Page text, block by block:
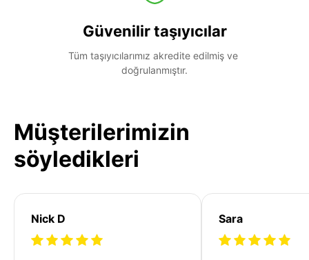
Güvenilir taşıyıcılar
Tüm taşıyıcılarımız akredite edilmiş ve
doğrulanmıştır.
Müşterilerimizin
söyledikleri
Nick D Sara